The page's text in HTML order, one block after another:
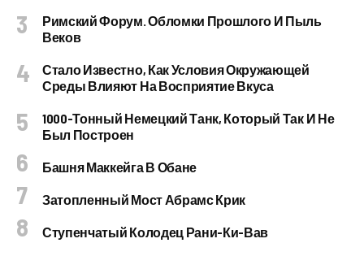
Римский Форум. Обломки Прошлого И Пыль
Веков
Стало Известно, Как Условия Окружающей
Среды Влияют На Восприятие Вкуса
1000-Тонный Немецкий Танк, Который Так И Не
Был Построен
Башня Маккейга В Обане
Затопленный Мост Абрамс Крик
Ступенчатый Колодец Рани-Ки-Вав